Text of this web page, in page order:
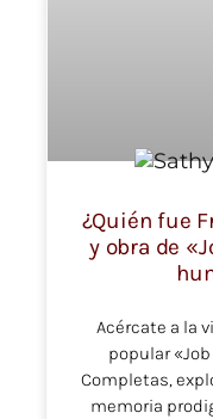
¿Quién fue
y obra de
Acércate a la
popular
Completas,
memoria